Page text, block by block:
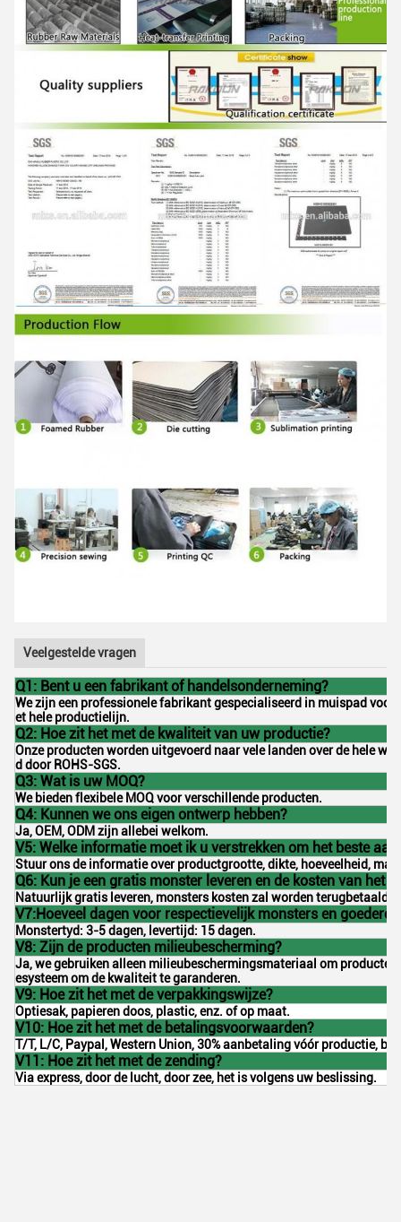
Veelgestelde vragen
Q1: Bent u een fabrikant of handelsonderneming?
We zijn een professionele fabrikant gespecialiseerd in muispad voor
et hele productielijn.
Q2: Hoe zit het met de kwaliteit van uw productie?
Onze producten worden uitgevoerd naar vele landen over de hele
d door ROHS-SGS.
Q3: Wat is uw MOQ?
We bieden flexibele MOQ voor verschillende producten.
Q4: Kunnen we ons eigen ontwerp hebben?
Ja, OEM, ODM zijn allebei welkom.
V5: Welke informatie moet ik u verstrekken om het beste
Stuur ons de informatie over productgrootte, dikte, hoeveelheid,
Q6: Kun je een gratis monster leveren en de kosten van het
Natuurlijk gratis leveren, monsters kosten zal worden terugbetaald
V7:Hoeveel dagen voor respectievelijk monsters en
Monstertyd: 3-5 dagen, levertijd: 15 dagen.
V8: Zijn de producten milieubescherming?
Ja, we gebruiken alleen milieubeschermingsmateriaal om
esysteem om de kwaliteit te garanderen.
V9: Hoe zit het met de verpakkingswijze?
Optiesak, papieren doos, plastic, enz. of op maat.
V10: Hoe zit het met de betalingsvoorwaarden?
T/T, L/C, Paypal, Western Union, 30% aanbetaling vóór productie,
V11: Hoe zit het met de zending?
Via express, door de lucht, door zee, het is volgens uw beslissing.